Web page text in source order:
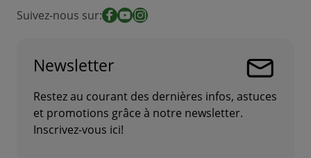
Suivez-nous sur:Facebook
YouTube
Instagram
Newsletter
Restez au courant des dernières infos, astuces
et promotions grâce à notre newsletter.
Inscrivez-vous ici!